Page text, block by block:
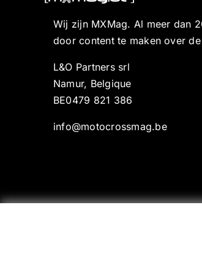
Wij zijn MXMag. Al meer dan
door content te maken over
L&O Partners srl
Namur, Belgique
BE0479 821 386
info@motocrossmag.be